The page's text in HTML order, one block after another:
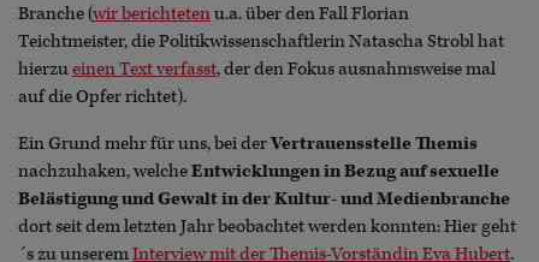
Branche (wir berichtetenu.a. über den Fall Florian
Teichtmeister, die Politikwissenschaftlerin Natascha Strobl hat
hierzueinen Text verfasst, der den Fokus ausnahmsweise mal
auf die Opfer richtet).
Ein Grund mehr für uns, bei derVertrauensstelle Themis
nachzuhaken, welcheEntwicklungen in Bezug auf sexuelle
Belästigung und Gewalt in der Kultur- und Medienbranche
dort seit dem letzten Jahr beobachtet werden konnten: Hier geht
´s zu unseremInterview mit der Themis-Vorständin Eva Hubert.